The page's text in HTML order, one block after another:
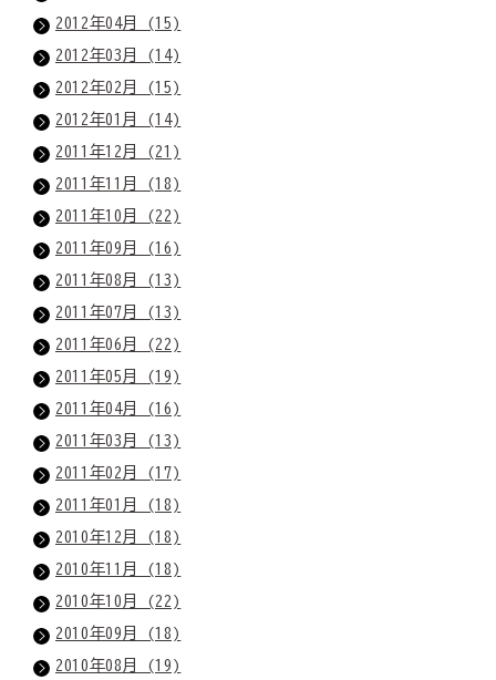
2012年04月 (15)
2012年03月 (14)
2012年02月 (15)
2012年01月 (14)
2011年12月 (21)
2011年11月 (18)
2011年10月 (22)
2011年09月 (16)
2011年08月 (13)
2011年07月 (13)
2011年06月 (22)
2011年05月 (19)
2011年04月 (16)
2011年03月 (13)
2011年02月 (17)
2011年01月 (18)
2010年12月 (18)
2010年11月 (18)
2010年10月 (22)
2010年09月 (18)
2010年08月 (19)